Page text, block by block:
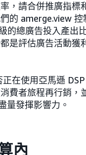
，請合併推廣指標
的 amerge.view 控
的總廣告投入產出
是評估廣告活動獲
正在使用亞馬遜
費者旅程再行銷，
量發揮影響力。
內